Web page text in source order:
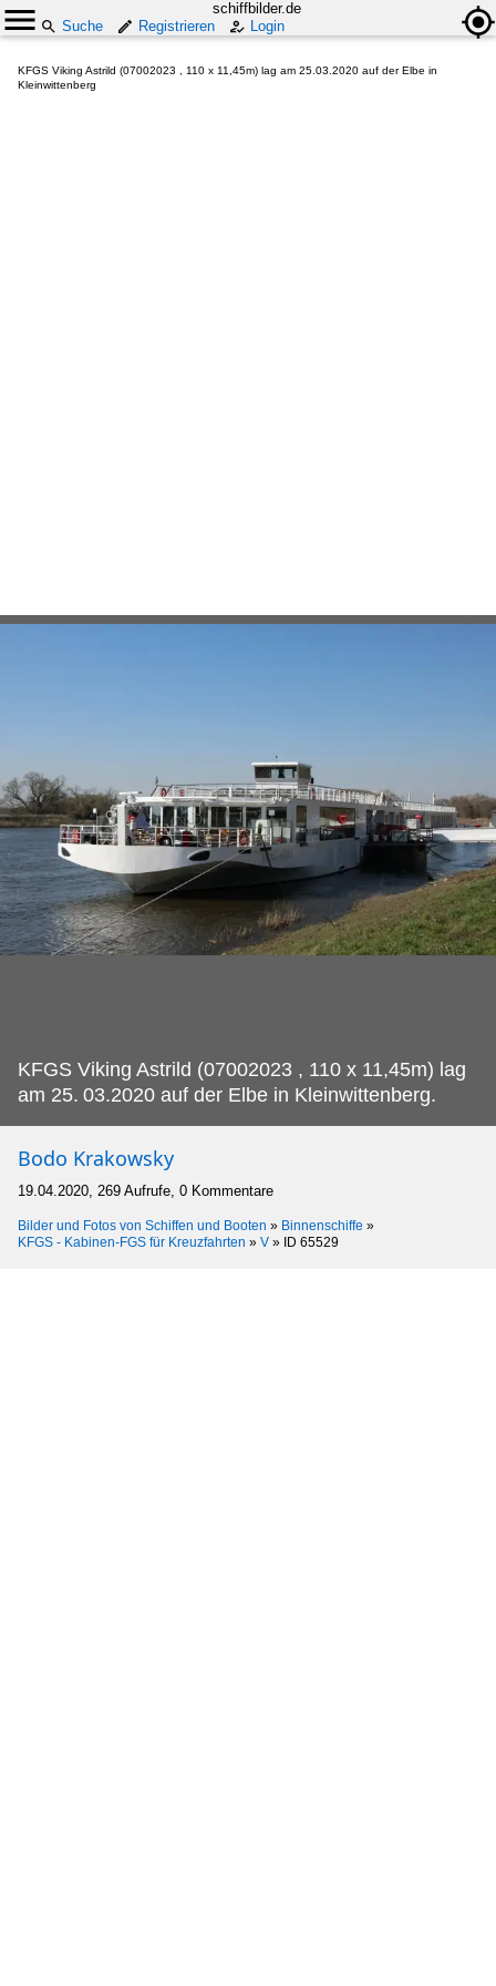
schiffbilder.de
Suche
Registrieren Login
KFGS Viking Astrild (07002023 , 110 x 11,45m) lag am 25.03.2020 auf der Elbe in
Kleinwittenberg
KFGS Viking Astrild (07002023 , 110 x 11,45m) lag
am 25. 03.2020 auf der Elbe in Kleinwittenberg.
Bodo Krakowsky
19.04.2020, 269 Aufrufe, 0 Kommentare
Bilder und Fotos von Schiffen und Booten » Binnenschiffe »
KFGS - Kabinen-FGS für Kreuzfahrten » V » ID 65529